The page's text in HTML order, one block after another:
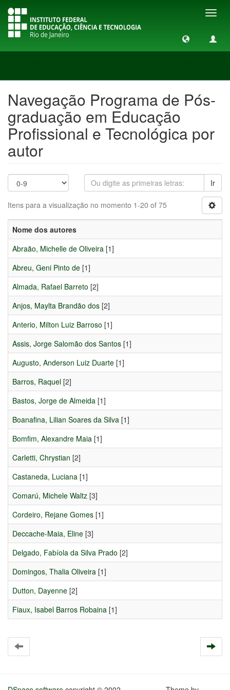
Navegação Programa de Pós-
graduação em Educação
Profissional e Tecnológica por
autor
Ir
Itens para a visualização no momento 1-20 of 75
Nome dos autores
Abraão, Michelle de Oliveira [1]
Abreu, Geni Pinto de [1]
Almada, Rafael Barreto [2]
Anjos, Maylta Brandão dos [2]
Anterio, Milton Luiz Barroso [1]
Assis, Jorge Salomão dos Santos [1]
Augusto, Anderson Luiz Duarte [1]
Barros, Raquel [2]
Bastos, Jorge de Almeida [1]
Boanafina, Lilian Soares da Silva [1]
Bomfim, Alexandre Maia [1]
Carletti, Chrystian [2]
Castaneda, Luciana [1]
Comarú, Michele Waltz [3]
Cordeiro, Rejane Gomes [1]
Deccache-Maia, Eline [3]
Delgado, Fabíola da Silva Prado [2]
Domingos, Thalia Oliveira [1]
Dutton, Dayenne [2]
Fiaux, Isabel Barros Robaina [1]